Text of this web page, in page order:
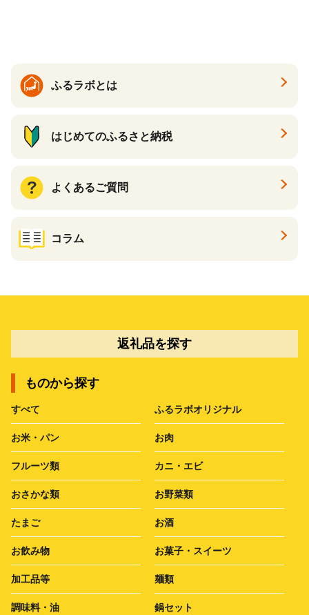
ふるラボとは
はじめてのふるさと納税
よくあるご質問
コラム
返礼品を探す
ものから探す
すべて ふるラボオリジナル
お米・パン お肉
フルーツ類 カニ・エビ
おさかな類 お野菜類
たまご お酒
お飲み物 お菓子・スイーツ
加工品等 麺類
調味料・油 鍋セット